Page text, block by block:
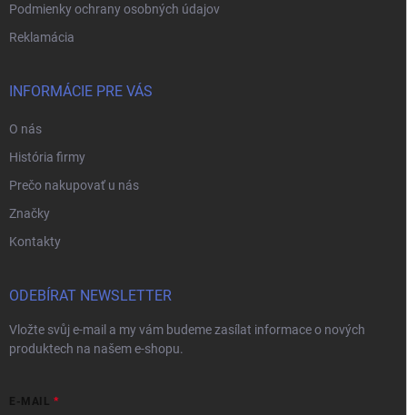
Podmienky ochrany osobných údajov
Reklamácia
INFORMÁCIE PRE VÁS
O nás
História firmy
Prečo nakupovať u nás
Značky
Kontakty
ODEBÍRAT NEWSLETTER
Vložte svůj e-mail a my vám budeme zasílat informace o nových
produktech na našem e-shopu.
E-MAIL